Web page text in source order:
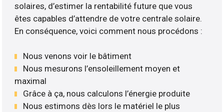
solaires, d’estimer la rentabilité future que vous
êtes capables d’attendre de votre centrale solaire.
En conséquence, voici comment nous procédons :
Nous venons voir le bâtiment
Nous mesurons l’ensoleillement moyen et
maximal
Grâce à ça, nous calculons l’énergie produite
Nous estimons dès lors le matériel le plus